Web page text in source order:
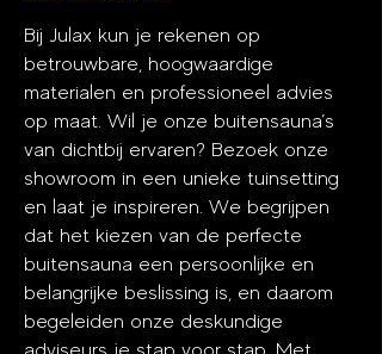
Bij Julax kun je rekenen op
betrouwbare, hoogwaardige
materialen en professioneel advies
op maat. Wil je onze buitensauna’s
van dichtbij ervaren? Bezoek onze
showroom in een unieke tuinsetting
en laat je inspireren. We begrijpen
dat het kiezen van de perfecte
buitensauna een persoonlijke en
belangrijke beslissing is, en daarom
begeleiden onze deskundige